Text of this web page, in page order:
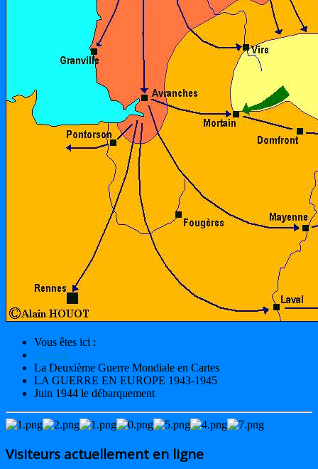
Vous êtes ici :
Accueil
La Deuxième Guerre Mondiale en Cartes
LA GUERRE EN EUROPE 1943-1945
Juin 1944 le débarquement
Visiteurs actuellement en ligne